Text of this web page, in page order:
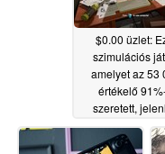
$0.00 üzlet:
szimulációs
amelyet az 53
értékelő
szeretett,
ingyenes a
05/22/2026